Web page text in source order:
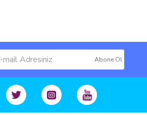
Abone Ol